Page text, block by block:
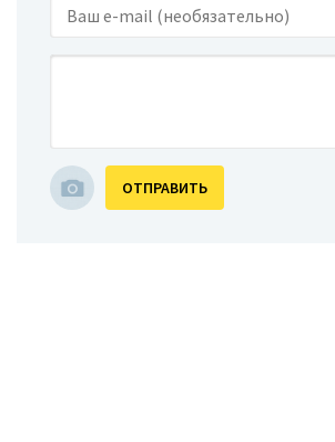
ОТПРАВИТЬ